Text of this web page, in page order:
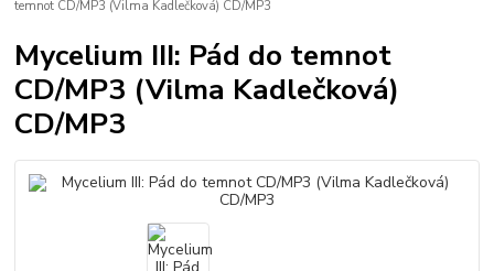
temnot CD/MP3 (Vilma Kadlečková) CD/MP3
Mycelium III: Pád do temnot
CD/MP3 (Vilma Kadlečková)
CD/MP3